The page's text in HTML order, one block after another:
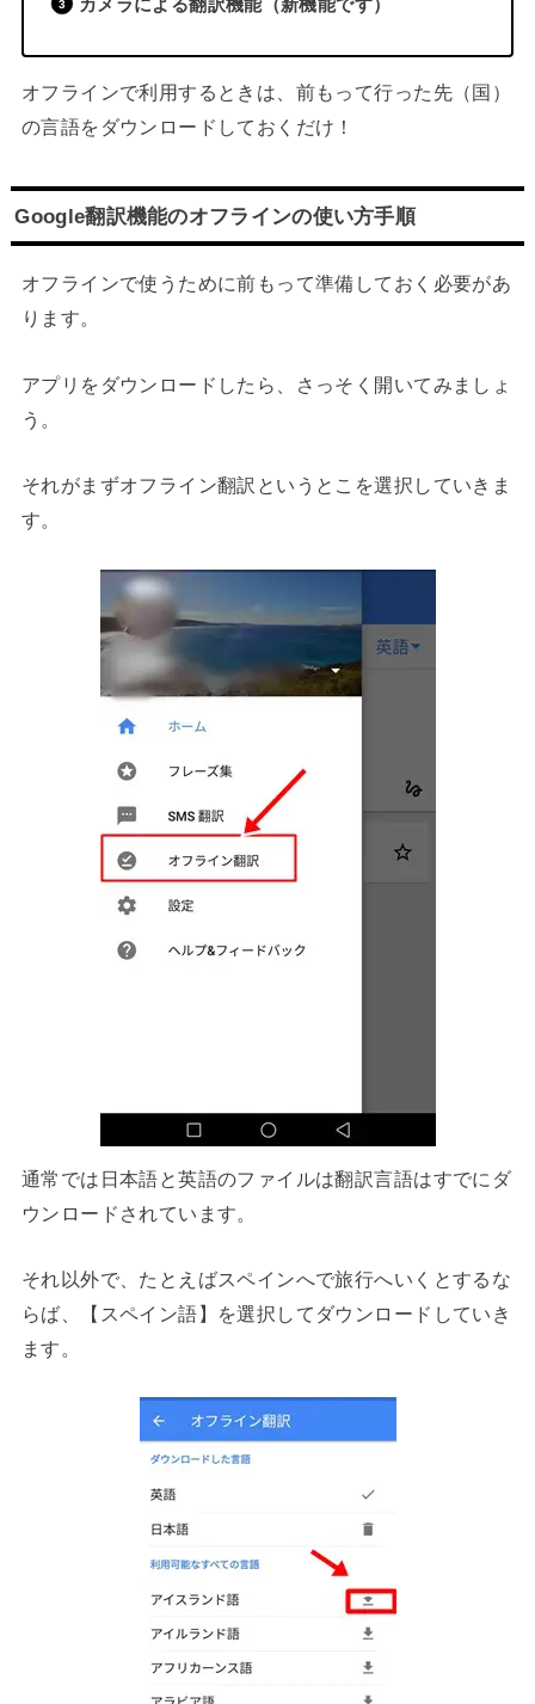
カメラによる翻訳機能（新機能です）
オフラインで利用するときは、前もって行った先（国）
の言語をダウンロードしておくだけ！
Google翻訳機能のオフラインの使い方手順
オフラインで使うために前もって準備しておく必要があ
ります。
アプリをダウンロードしたら、さっそく開いてみましょ
う。
それがまずオフライン翻訳というとこを選択していきま
す。
通常では日本語と英語のファイルは翻訳言語はすでにダ
ウンロードされています。
それ以外で、たとえばスペインへで旅行へいくとするな
らば、【スペイン語】を選択してダウンロードしていき
ます。